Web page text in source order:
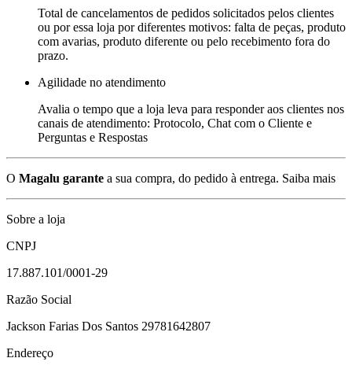
Total de cancelamentos de pedidos solicitados pelos clientes
ou por essa loja por diferentes motivos: falta de peças, produto
com avarias, produto diferente ou pelo recebimento fora do
prazo.
Agilidade no atendimento
Avalia o tempo que a loja leva para responder aos clientes nos
canais de atendimento: Protocolo, Chat com o Cliente e
Perguntas e Respostas
O Magalu garante a sua compra, do pedido à entrega. Saiba mais
Sobre a loja
CNPJ
17.887.101/0001-29
Razão Social
Jackson Farias Dos Santos 29781642807
Endereço